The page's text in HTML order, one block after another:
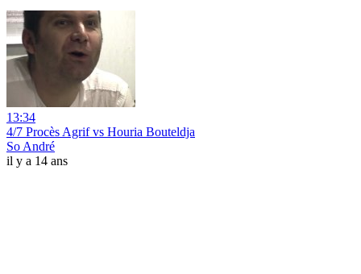
13:34
4/7 Procès Agrif vs Houria Bouteldja
So André
il y a 14 ans